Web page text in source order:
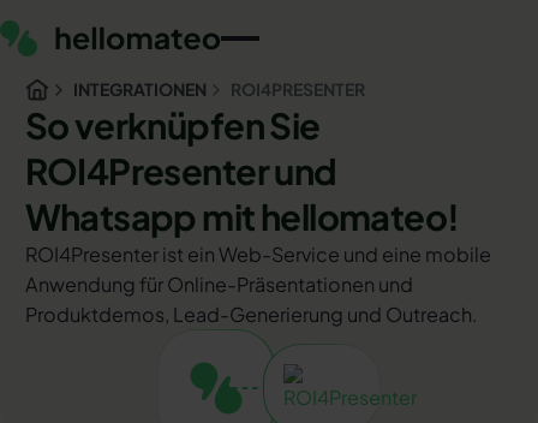
INTEGRATIONEN ROI4PRESENTER
So verknüpfen Sie
ROI4Presenter und
Whatsapp mit hellomateo!
ROI4Presenter ist ein Web-Service und eine mobile
Anwendung für Online-Präsentationen und
Produktdemos, Lead-Generierung und Outreach.